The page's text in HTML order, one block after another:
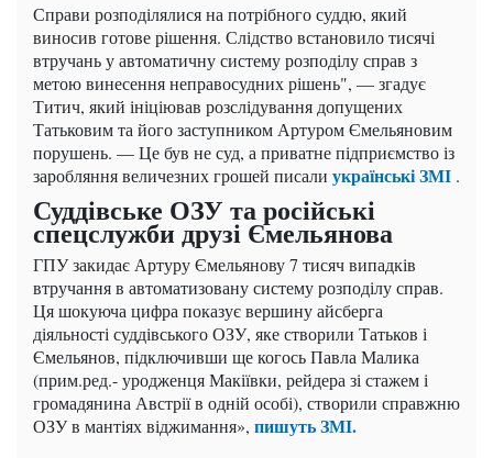
Справи розподілялися на потрібного суддю, який
виносив готове рішення. Слідство встановило тисячі
втручань у автоматичну систему розподілу справ з
метою винесення неправосудних рішень", — згадує
Титич, який ініціював розслідування допущених
Татьковим та його заступником Артуром Ємельяновим
порушень. — Це був не суд, а приватне підприємство із
заробляння величезних грошей писали українські ЗМІ .
Суддівське ОЗУ та російські
спецслужби друзі Ємельянова
ГПУ закидає Артуру Ємельянову 7 тисяч випадків
втручання в автоматизовану систему розподілу справ.
Ця шокуюча цифра показує вершину айсберга
діяльності суддівського ОЗУ, яке створили Татьков і
Ємельянов, підключивши ще когось Павла Малика
(прим.ред.- уродженця Макіївки, рейдера зі стажем і
громадянина Австрії в одній особі), створили справжню
ОЗУ в мантіях віджимання», пишуть ЗМІ.